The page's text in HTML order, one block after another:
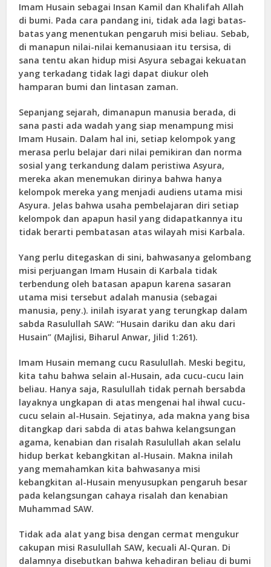
Imam Husain sebagai Insan Kamil dan Khalifah Allah
di bumi. Pada cara pandang ini, tidak ada lagi batas-
batas yang menentukan pengaruh misi beliau. Sebab,
di manapun nilai-nilai kemanusiaan itu tersisa, di
sana tentu akan hidup misi Asyura sebagai kekuatan
yang terkadang tidak lagi dapat diukur oleh
hamparan bumi dan lintasan zaman.
Sepanjang sejarah, dimanapun manusia berada, di
sana pasti ada wadah yang siap menampung misi
Imam Husain. Dalam hal ini, setiap kelompok yang
merasa perlu belajar dari nilai pemikiran dan norma
sosial yang terkandung dalam peristiwa Asyura,
mereka akan menemukan dirinya bahwa hanya
kelompok mereka yang menjadi audiens utama misi
Asyura. Jelas bahwa usaha pembelajaran diri setiap
kelompok dan apapun hasil yang didapatkannya itu
tidak berarti pembatasan atas wilayah misi Karbala.
Yang perlu ditegaskan di sini, bahwasanya gelombang
misi perjuangan Imam Husain di Karbala tidak
terbendung oleh batasan apapun karena sasaran
utama misi tersebut adalah manusia (sebagai
manusia, peny.). inilah isyarat yang terungkap dalam
sabda Rasulullah SAW: “Husain dariku dan aku dari
Husain” (Majlisi, Biharul Anwar, Jilid 1:261).
Imam Husain memang cucu Rasulullah. Meski begitu,
kita tahu bahwa selain al-Husain, ada cucu-cucu lain
beliau. Hanya saja, Rasulullah tidak pernah bersabda
layaknya ungkapan di atas mengenai hal ihwal cucu-
cucu selain al-Husain. Sejatinya, ada makna yang bisa
ditangkap dari sabda di atas bahwa kelangsungan
agama, kenabian dan risalah Rasulullah akan selalu
hidup berkat kebangkitan al-Husain. Makna inilah
yang memahamkan kita bahwasanya misi
kebangkitan al-Husain menyusupkan pengaruh besar
pada kelangsungan cahaya risalah dan kenabian
Muhammad SAW.
Tidak ada alat yang bisa dengan cermat mengukur
cakupan misi Rasulullah SAW, kecuali Al-Quran. Di
dalamnya disebutkan bahwa kehadiran beliau di bumi